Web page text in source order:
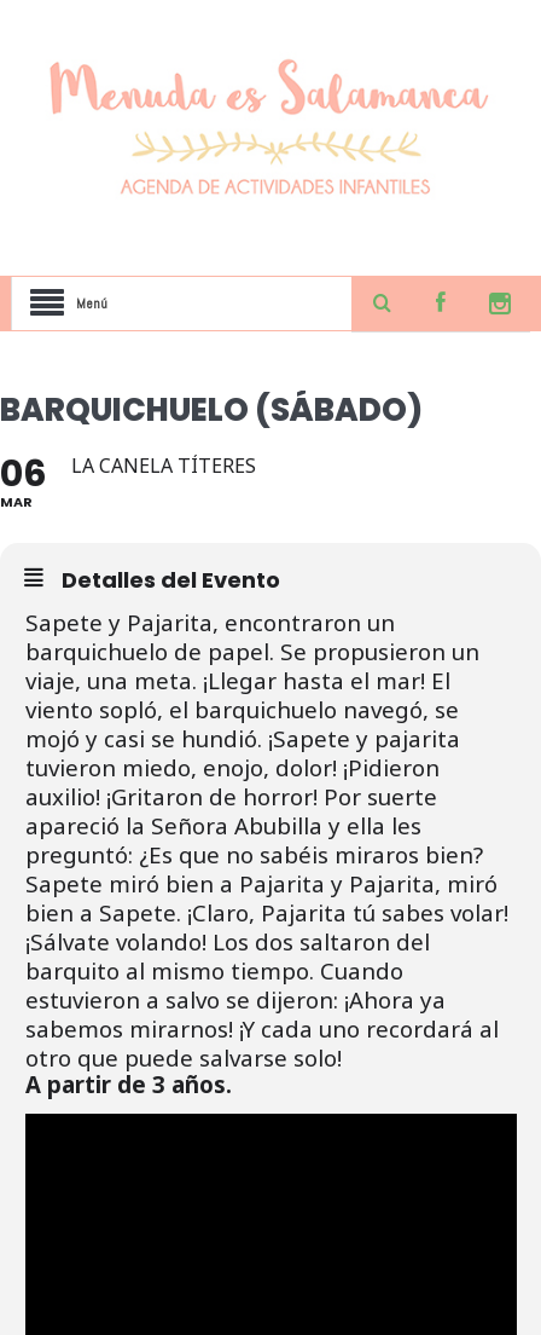
Menú
BARQUICHUELO (SÁBADO)
06
MAR
LA CANELA TÍTERES
Detalles del Evento
Sapete y Pajarita, encontraron un
barquichuelo de papel. Se propusieron un
viaje, una meta. ¡Llegar hasta el mar! El
viento sopló, el barquichuelo navegó, se
mojó y casi se hundió. ¡Sapete y pajarita
tuvieron miedo, enojo, dolor! ¡Pidieron
auxilio! ¡Gritaron de horror! Por suerte
apareció la Señora Abubilla y ella les
preguntó: ¿Es que no sabéis miraros bien?
Sapete miró bien a Pajarita y Pajarita, miró
bien a Sapete. ¡Claro, Pajarita tú sabes volar!
¡Sálvate volando! Los dos saltaron del
barquito al mismo tiempo. Cuando
estuvieron a salvo se dijeron: ¡Ahora ya
sabemos mirarnos! ¡Y cada uno recordará al
otro que puede salvarse solo!
A partir de 3 años.